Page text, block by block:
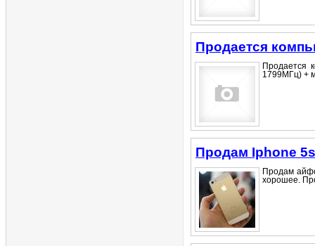
Продается
Продается
1799МГц) +
Продам Iphone
Продам
хорошее.